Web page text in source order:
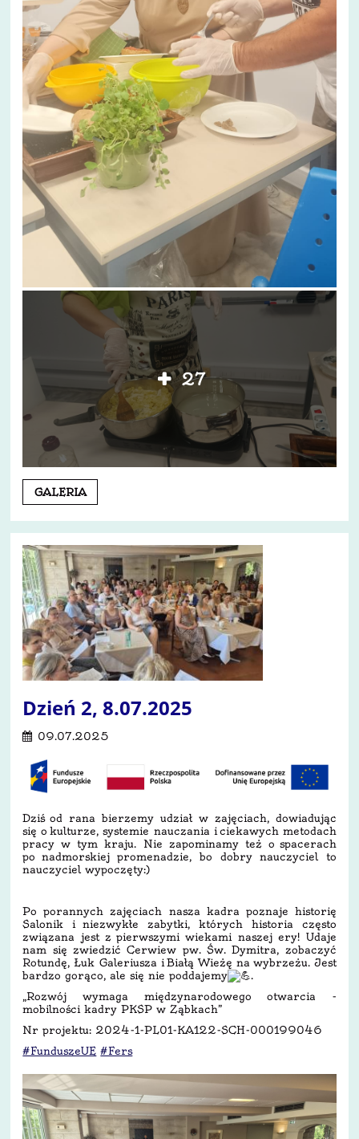
27
Dzień
3,
9.07.2025:
GALERIA
Dzień 2, 8.07.2025
09.07.2025
Dziśod rana bierzemy udział w zajęciach, dowiadując
się o kulturze, systemie nauczania i ciekawych metodach
pracy w tym kraju. Nie zapominamy też o spacerach
po nadmorskiej promenadzie, bo dobry nauczyciel to
nauczyciel wypoczęty:)
Po porannych zajęciach nasza kadra poznaje historię
Salonik i niezwykłe zabytki, których historia często
związana jest z pierwszymi wiekami naszej ery! Udaje
nam się zwiedzić Cerwiew pw. Św. Dymitra, zobaczyć
Rotundę, Łuk Galeriusza i Białą Wieżę na wybrzeżu. Jest
bardzo gorąco, ale się nie poddajemy
.
„Rozwój wymaga międzynarodowego otwarcia -
mobilności kadry PKSP w Ząbkach”
Nr projektu: 2024-1-PL01-KA122-SCH-000199046
#FunduszeUE #Fers